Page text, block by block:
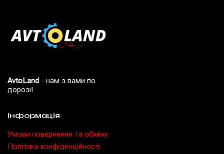
AvtoLand - нам з вами по
дорозі!
Інформація
Умови повернення та обміну
Політика конфіденційності